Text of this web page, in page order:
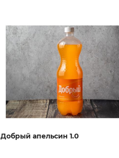
Добрый апельсин 1.0